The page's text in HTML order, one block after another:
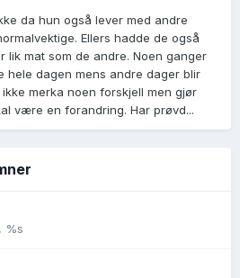
da hun også lever med andre
Ellers hadde de også
lik mat som de andre. Noen ganger
hele dagen mens andre dager blir
merka noen forskjell men gjør
være en forandring. Har prøvd...
%s